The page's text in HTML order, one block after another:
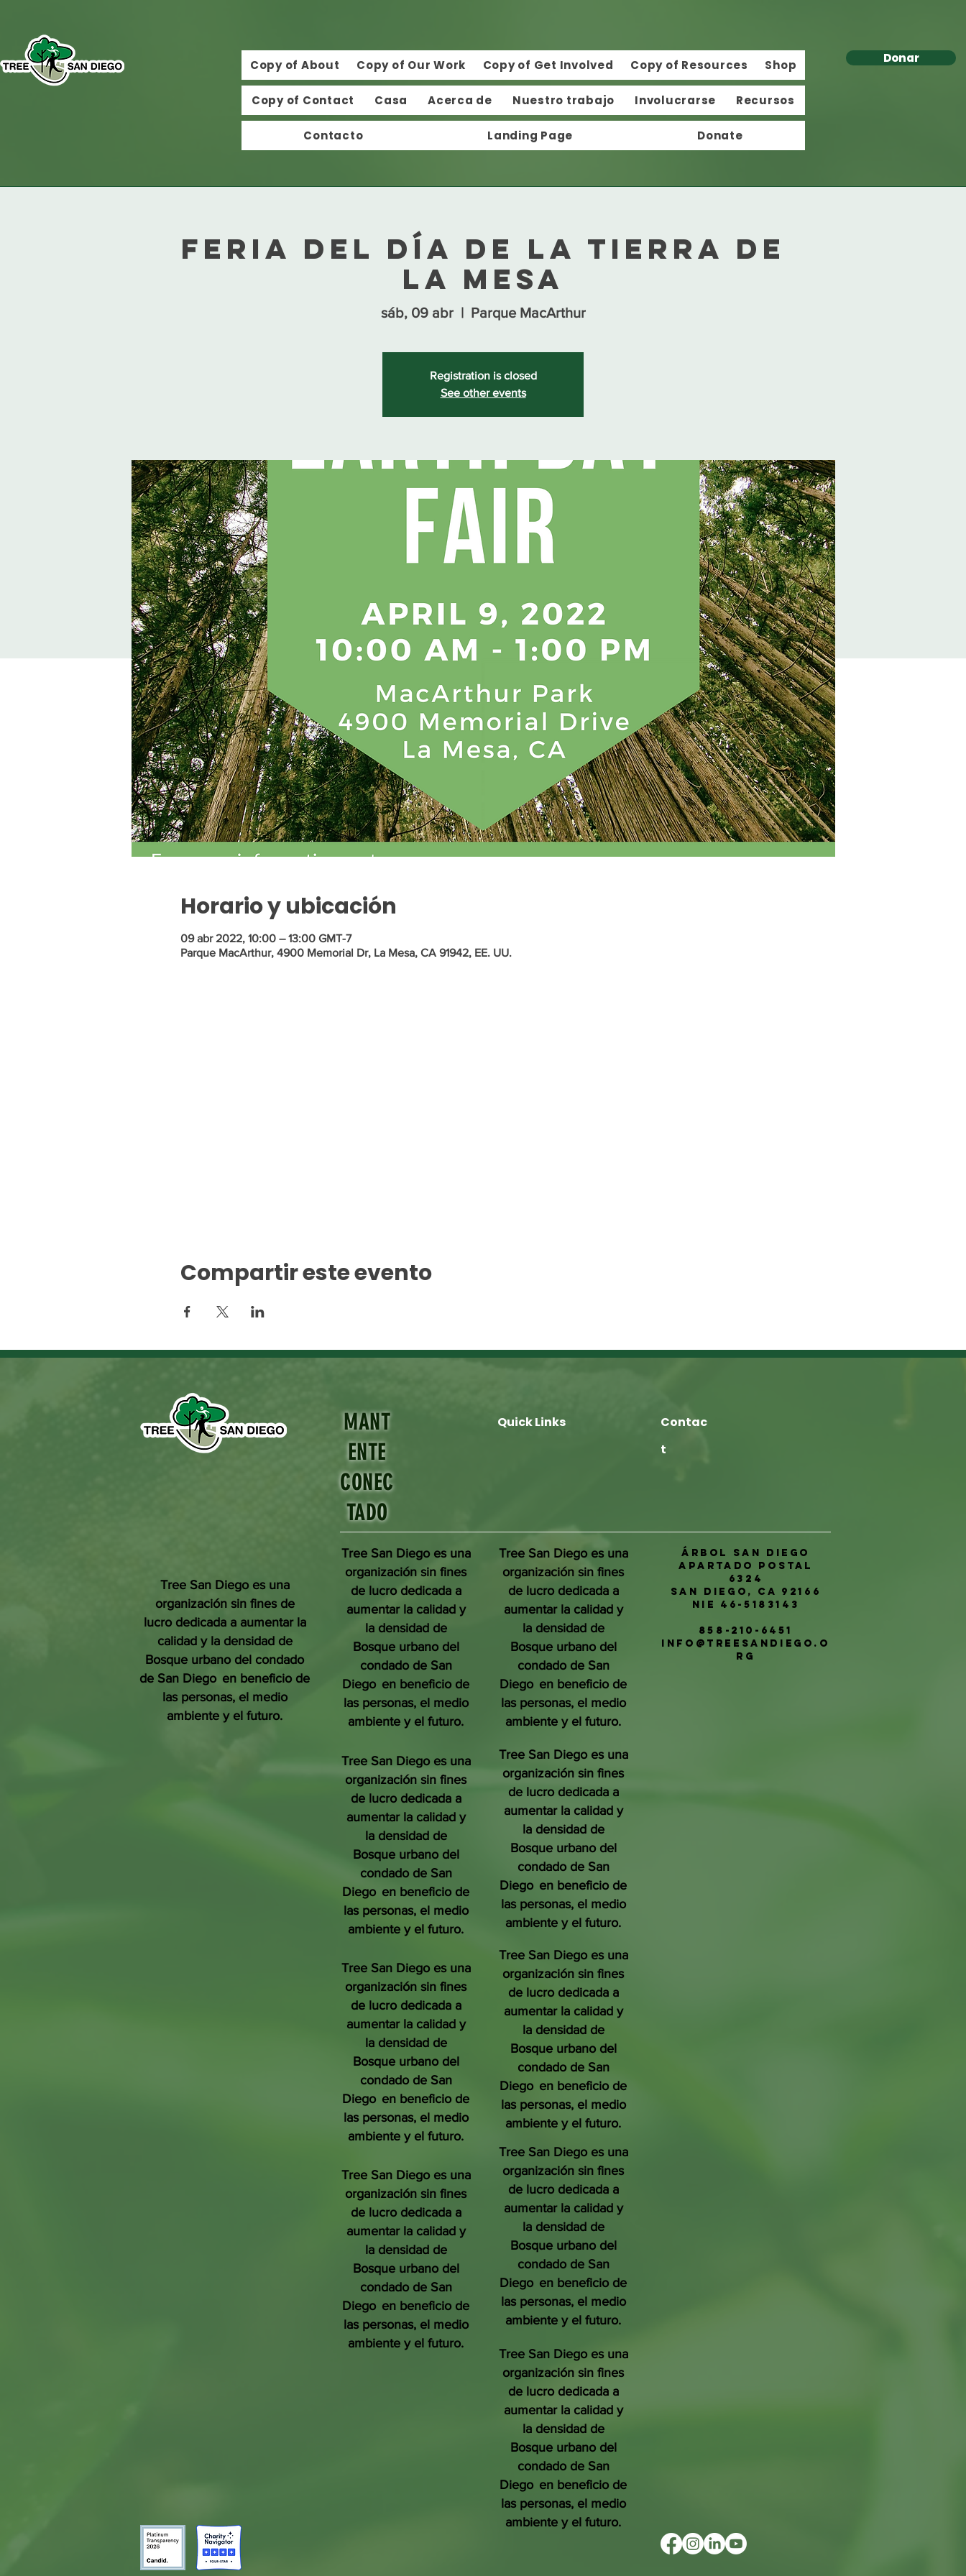
Copy of About Copy of Our Work Copy of Get Involved Copy of Resources Shop
Copy of Contact Casa Acerca de Nuestro trabajo Involucrarse Recursos
Contacto Landing Page Donate
Donar
Feria del Día de la Tierra de
La Mesa
sáb, 09 abr
  |
Parque MacArthur
Registration is closed
See other events
Horario y ubicación
09 abr 2022, 10:00 – 13:00 GMT-7
Parque MacArthur, 4900 Memorial Dr, La Mesa, CA 91942, EE. UU.
Compartir este evento
Tree San Diego es una
organización sin fines de
lucro dedicada a aumentar la
calidad y la densidad de
Bosque urbano del condado
de San Diego en beneficio de
las personas, el medio
ambiente y el futuro.
MANT
ENTE
CONEC
TADO
Quick Links
Contac
t
Tree San Diego es una
organización sin fines
de lucro dedicada a
aumentar la calidad y
la densidad de
Bosque urbano del
condado de San
Diego en beneficio de
las personas, el medio
ambiente y el futuro.
Tree San Diego es una
organización sin fines
de lucro dedicada a
aumentar la calidad y
la densidad de
Bosque urbano del
condado de San
Diego en beneficio de
las personas, el medio
ambiente y el futuro.
Tree San Diego es una
organización sin fines
de lucro dedicada a
aumentar la calidad y
la densidad de
Bosque urbano del
condado de San
Diego en beneficio de
las personas, el medio
ambiente y el futuro.
Tree San Diego es una
organización sin fines
de lucro dedicada a
aumentar la calidad y
la densidad de
Bosque urbano del
condado de San
Diego en beneficio de
las personas, el medio
ambiente y el futuro.
Tree San Diego es una
organización sin fines
de lucro dedicada a
aumentar la calidad y
la densidad de
Bosque urbano del
condado de San
Diego en beneficio de
las personas, el medio
ambiente y el futuro.
Tree San Diego es una
organización sin fines
de lucro dedicada a
aumentar la calidad y
la densidad de
Bosque urbano del
condado de San
Diego en beneficio de
las personas, el medio
ambiente y el futuro.
Tree San Diego es una
organización sin fines
de lucro dedicada a
aumentar la calidad y
la densidad de
Bosque urbano del
condado de San
Diego en beneficio de
las personas, el medio
ambiente y el futuro.
Tree San Diego es una
organización sin fines
de lucro dedicada a
aumentar la calidad y
la densidad de
Bosque urbano del
condado de San
Diego en beneficio de
las personas, el medio
ambiente y el futuro.
Tree San Diego es una
organización sin fines
de lucro dedicada a
aumentar la calidad y
la densidad de
Bosque urbano del
condado de San
Diego en beneficio de
las personas, el medio
ambiente y el futuro.
Árbol San Diego
Apartado postal
6324
San Diego, CA 92166
NIE 46-5183143
858-210-6451
info@treesandiego.o
rg